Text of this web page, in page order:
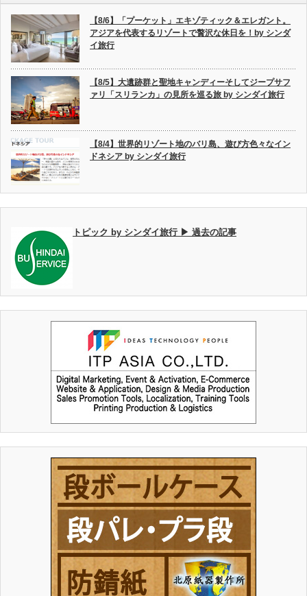
【8/6】「プーケット」エキゾティック＆エレガント。
アジアを代表するリゾートで贅沢な休日を！by シンダ
イ旅行
【8/5】大遺跡群と聖地キャンディーそしてジープサフ
ァリ「スリランカ」の見所を巡る旅 by シンダイ旅行
【8/4】世界的リゾート地のバリ島、遊び方色々なイン
ドネシア by シンダイ旅行
トピック by シンダイ旅行 ▶ 過去の記事